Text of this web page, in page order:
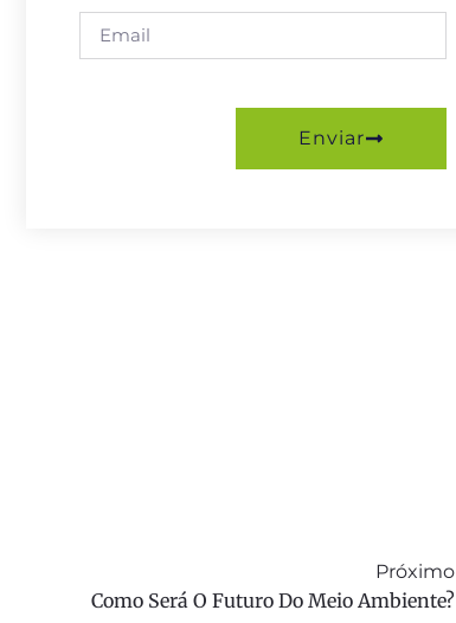
Enviar
Próximo
Como Será O Futuro Do Meio Ambiente?